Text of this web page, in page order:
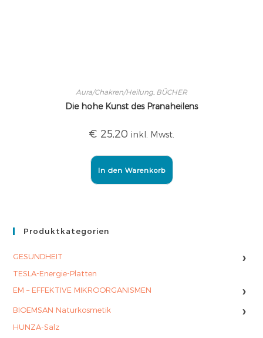
Aura/Chakren/Heilung BÜCHER
Die hohe Kunst des Pranaheilens
€ 25,20 inkl. Mwst.
In den Warenkorb
Produktkategorien
GESUNDHEIT ›
TESLA-Energie-Platten
EM – EFFEKTIVE MIKROORGANISMEN
›
BIOEMSAN Naturkosmetik ›
HUNZA-Salz